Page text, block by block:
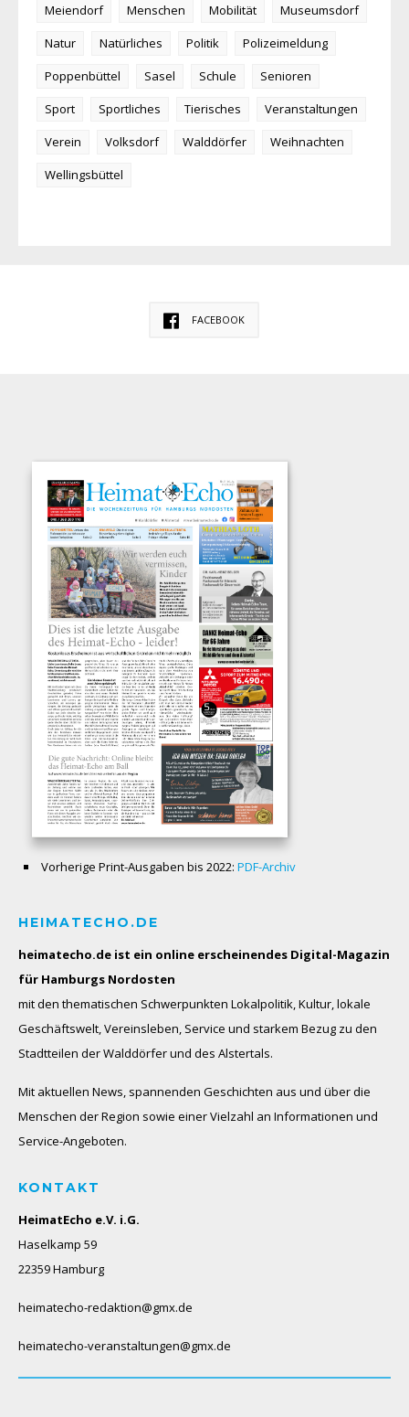
Meiendorf
Menschen Mobilität
Museumsdorf
Natur
Natürliches Politik
Polizeimeldung
Poppenbüttel
Sasel Schule
Senioren
Sport
Sportliches Tierisches
Veranstaltungen
Verein
Volksdorf Walddörfer
Weihnachten
Wellingsbüttel
FACEBOOK
Vorherige Print-Ausgaben bis 2022: PDF-Archiv
HEIMATECHO.DE
heimatecho.de ist ein online erscheinendes Digital-Magazin
für Hamburgs Nordosten
mit den thematischen Schwerpunkten Lokalpolitik, Kultur, lokale
Geschäftswelt, Vereinsleben, Service und starkem Bezug zu den
Stadtteilen der Walddörfer und des Alstertals.
Mit aktuellen News, spannenden Geschichten aus und über die
Menschen der Region sowie einer Vielzahl an Informationen und
Service-Angeboten.
KONTAKT
HeimatEcho e.V. i.G.
Haselkamp 59
22359 Hamburg
heimatecho-redaktion@gmx.de
heimatecho-veranstaltungen@gmx.de